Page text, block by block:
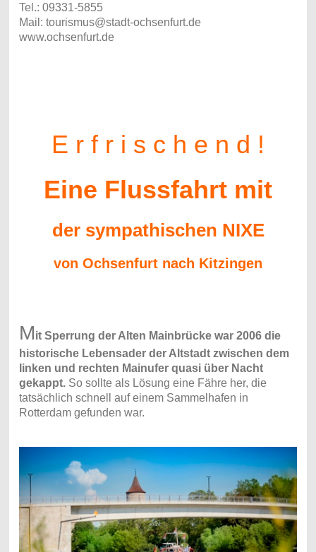
Tel.: 09331-5855
Mail: tourismus@stadt-ochsenfurt.de
www.ochsenfurt.de
E r f r i s c h e n d !
Eine Flussfahrt mit
der sympathischen NIXE
von Ochsenfurt nach Kitzingen
Mit Sperrung der Alten Mainbrücke war 2006 die
historische Lebensader der Altstadt zwischen dem
linken und rechten Mainufer quasi über Nacht
gekappt. So sollte als Lösung eine Fähre her, die
tatsächlich schnell auf einem Sammelhafen in
Rotterdam gefunden war.